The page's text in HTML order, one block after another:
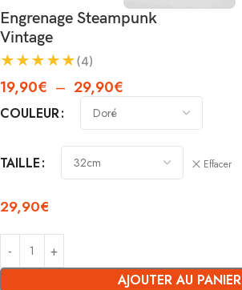
Engrenage Steampunk
Vintage
★★★★★(4)
19,90€ – 29,90€
COULEUR
TAILLE Effacer
29,90€
AJOUTER AU PANIER